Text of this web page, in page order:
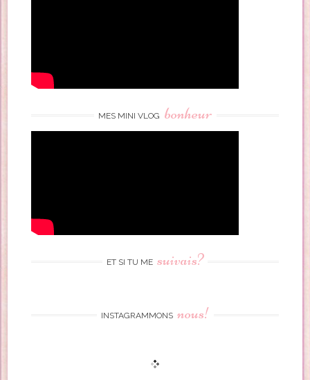
MES MINI VLOG bonheur
ET SI TU ME suivais?
INSTAGRAMMONS nous!